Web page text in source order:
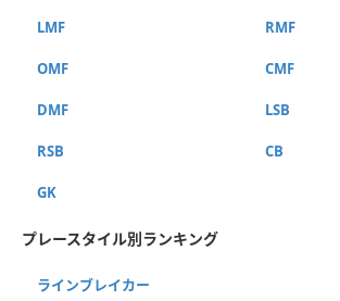
LMF RMF
OMF CMF
DMF LSB
RSB CB
GK
プレースタイル別ランキング
ラインブレイカー